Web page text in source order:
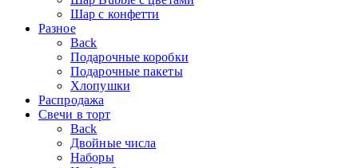
Шар с конфетти
Разное
Back
Подарочные коробки
Подарочные пакеты
Хлопушки
Распродажа
Свечи в торт
Back
Двойные числа
Наборы